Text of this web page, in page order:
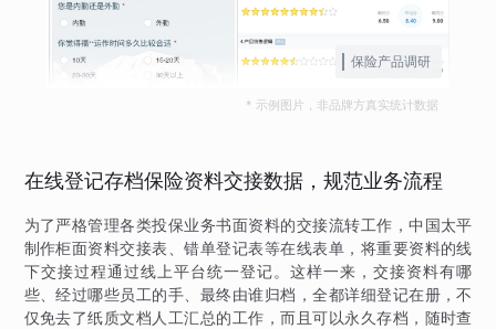
保险产品调研
* 示例图片，非品牌方真实统计数据
在线登记存档保险资料交接数据，规范业务流程
为了严格管理各类投保业务书面资料的交接流转工作，中国太平
制作柜面资料交接表、错单登记表等在线表单，将重要资料的线
下交接过程通过线上平台统一登记。这样一来，交接资料有哪
些、经过哪些员工的手、最终由谁归档，全都详细登记在册，不
仅免去了纸质文档人工汇总的工作，而且可以永久存档，随时查